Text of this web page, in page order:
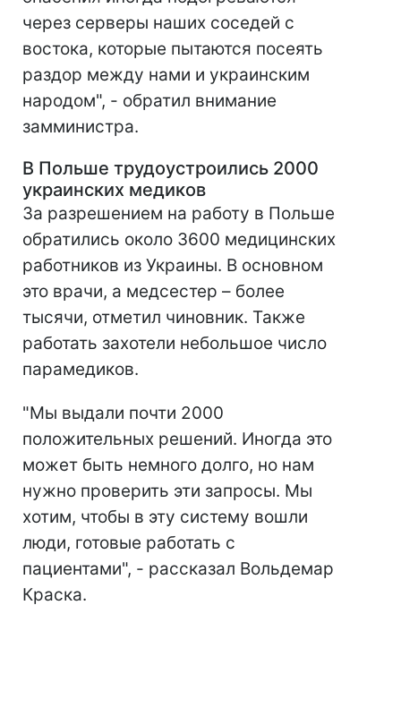
через серверы наших соседей с
востока, которые пытаются посеять
раздор между нами и украинским
народом", - обратил внимание
замминистра.
В Польше трудоустроились 2000
украинских медиков
За разрешением на работу в Польше
обратились около 3600 медицинских
работников из Украины. В основном
это врачи, а медсестер – более
тысячи, отметил чиновник. Также
работать захотели небольшое число
парамедиков.
"Мы выдали почти 2000
положительных решений. Иногда это
может быть немного долго, но нам
нужно проверить эти запросы. Мы
хотим, чтобы в эту систему вошли
люди, готовые работать с
пациентами", - рассказал Вольдемар
Краска.